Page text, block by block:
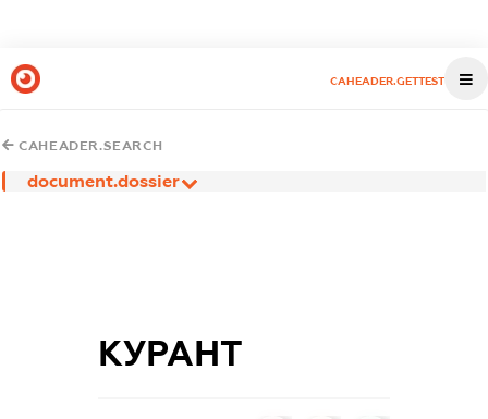
CAHEADER.GETTEST
CAHEADER.SEARCH
document.dossier
КУРАНТ